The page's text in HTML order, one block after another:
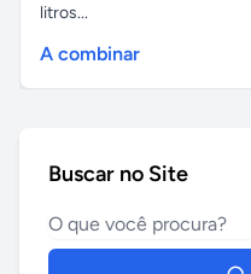
litros...
A combinar
Buscar no Site